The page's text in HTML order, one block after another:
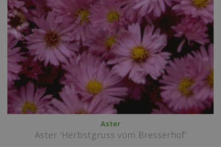
Aster
Aster 'Herbstgruss vom Bresserhof'